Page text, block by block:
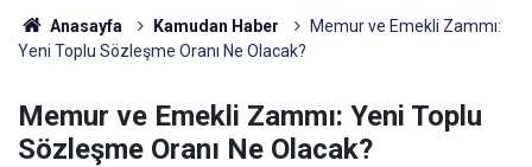
Anasayfa Kamudan Haber
Memur ve Emekli Zammı:
Yeni Toplu Sözleşme Oranı Ne Olacak?
Memur ve Emekli Zammı: Yeni Toplu
Sözleşme Oranı Ne Olacak?